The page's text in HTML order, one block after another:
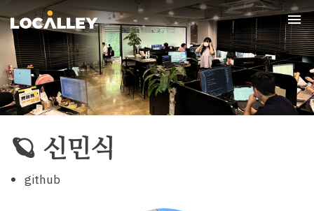
🪐 신민식
github